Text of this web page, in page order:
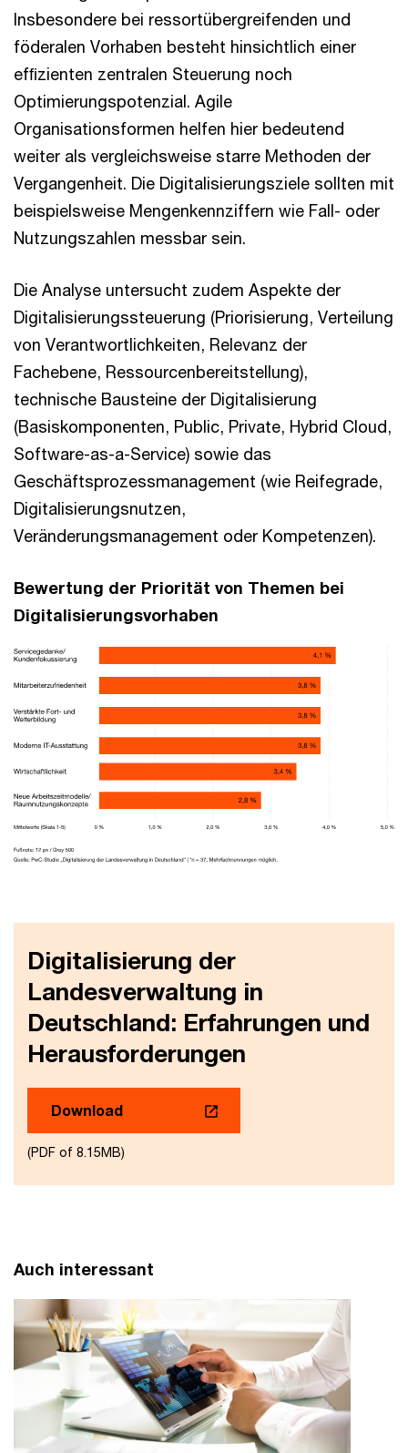
Insbesondere bei ressortübergreifenden und
föderalen Vorhaben besteht hinsichtlich einer
efﬁzienten zentralen Steuerung noch
Optimierungspotenzial. Agile
Organisationsformen helfen hier bedeutend
weiter als vergleichsweise starre Methoden der
Vergangenheit. Die Digitalisierungsziele sollten mit
beispielsweise Mengenkennziffern wie Fall- oder
Nutzungszahlen messbar sein.
Die Analyse untersucht zudem Aspekte der
Digitalisierungssteuerung (Priorisierung, Verteilung
von Verantwortlichkeiten, Relevanz der
Fachebene, Ressourcenbereitstellung),
technische Bausteine der Digitalisierung
(Basiskomponenten, Public, Private, Hybrid Cloud,
Software-as-a-Service) sowie das
Geschäftsprozessmanagement (wie Reifegrade,
Digitalisierungsnutzen,
Veränderungsmanagement oder Kompetenzen).
Bewertung der Priorität von Themen bei
Digitalisierungsvorhaben
Digitalisierung der
Landesverwaltung in
Deutschland: Erfahrungen und
Herausforderungen
Download
(PDF of 8.15MB)
Auch interessant